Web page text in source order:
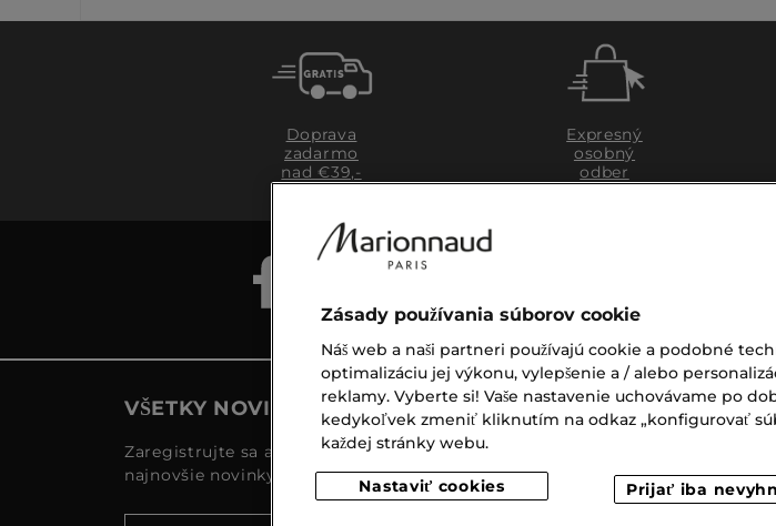
Doprava
zadarmo
nad €39,-
Expresný
osobný
odber
VŠETKY NOVINKY MARIONNAUD
Zaregistrujte sa a objavte naše
najnovšie novinky a akcie
Zásady používania súborov cookie
Náš web a naši partneri používajú cookie a podobné
optimalizáciu jej výkonu, vylepšenie a / alebo
reklamy. Vyberte si! Vaše nastavenie uchovávame po
kedykoľvek zmeniť kliknutím na odkaz „konfigurovať
každej stránky webu.
Nastaviť cookies Prijať iba